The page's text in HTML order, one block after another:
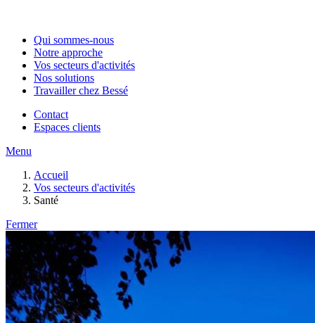
Qui sommes-nous
Notre approche
Vos secteurs d'activités
Nos solutions
Travailler chez Bessé
Contact
Espaces clients
Menu
Accueil
Vos secteurs d'activités
Santé
Fermer